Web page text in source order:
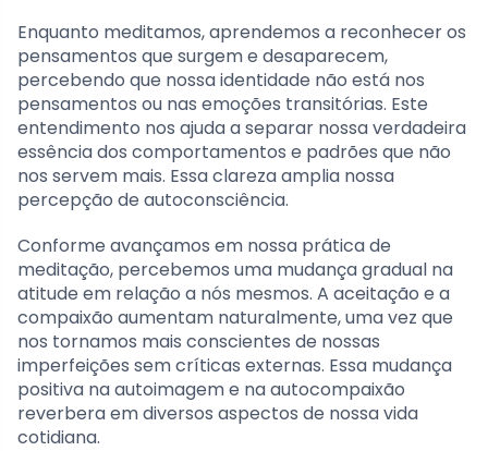
Enquanto meditamos, aprendemos a reconhecer os
pensamentos que surgem e desaparecem,
percebendo que nossa identidade não está nos
pensamentos ou nas emoções transitórias. Este
entendimento nos ajuda a separar nossa verdadeira
essência dos comportamentos e padrões que não
nos servem mais. Essa clareza amplia nossa
percepção de autoconsciência.
Conforme avançamos em nossa prática de
meditação, percebemos uma mudança gradual na
atitude em relação a nós mesmos. A aceitação e a
compaixão aumentam naturalmente, uma vez que
nos tornamos mais conscientes de nossas
imperfeições sem críticas externas. Essa mudança
positiva na autoimagem e na autocompaixão
reverbera em diversos aspectos de nossa vida
cotidiana.